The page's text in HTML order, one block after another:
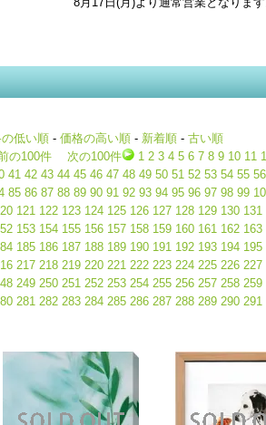
低い順 - 価格の高い順 - 新着順 - 古い順
の100件 次の100件 1 2 3 4 5 6 7 8 9 10 11
41 42 43 44 45 46 47 48 49 50 51 52 53 54 55 56
85 86 87 88 89 90 91 92 93 94 95 96 97 98 99
121 122 123 124 125 126 127 128 129 130 131
153 154 155 156 157 158 159 160 161 162 163
185 186 187 188 189 190 191 192 193 194 195
217 218 219 220 221 222 223 224 225 226 227
249 250 251 252 253 254 255 256 257 258 259
281 282 283 284 285 286 287 288 289 290 291